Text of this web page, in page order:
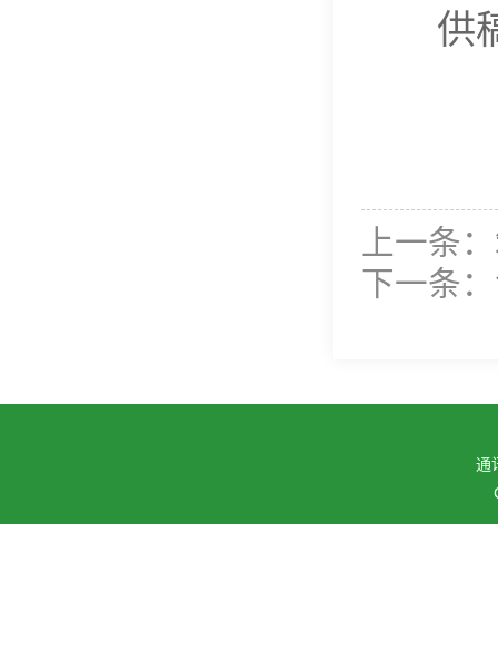
供
上一条：
下一条：
通